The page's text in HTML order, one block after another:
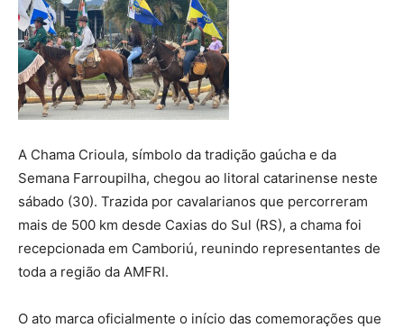
A Chama Crioula, símbolo da tradição gaúcha e da
Semana Farroupilha, chegou ao litoral catarinense neste
sábado (30). Trazida por cavalarianos que percorreram
mais de 500 km desde Caxias do Sul (RS), a chama foi
recepcionada em Camboriú, reunindo representantes de
toda a região da AMFRI.
O ato marca oficialmente o início das comemorações que